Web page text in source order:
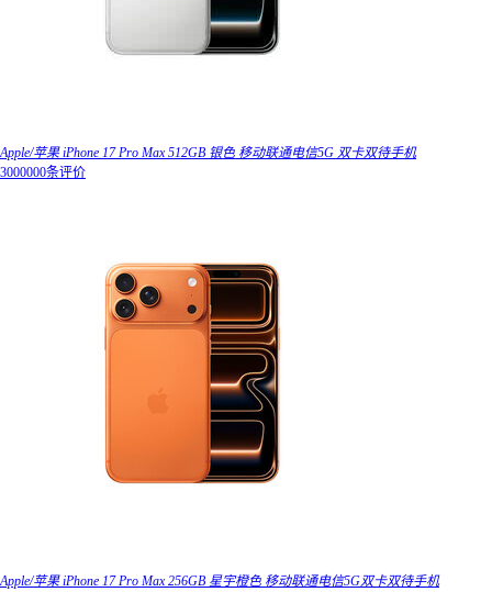
Apple/苹果 iPhone 17 Pro Max 512GB 银色 移动联通电信5G 双卡双待手机
3000000条评价
Apple/苹果 iPhone 17 Pro Max 256GB 星宇橙色 移动联通电信5G双卡双待手机